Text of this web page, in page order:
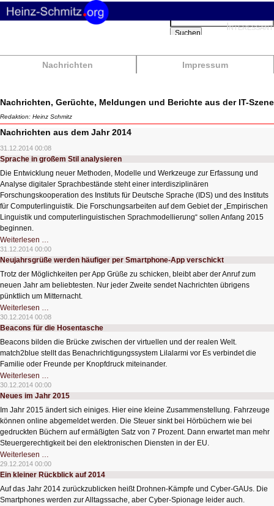
Nachrichten Impressum
Suchbegriffe
Suchen
Nachrichten, Gerüchte, Meldungen und Berichte aus der IT-Szene
Redaktion: Heinz Schmitz
Nachrichten aus dem Jahr 2014
31.12.2014 00:08
Sprache in großem Stil analysieren
Die Entwicklung neuer Methoden, Modelle und Werkzeuge zur Erfassung und
Analyse digitaler Sprachbestände steht einer interdisziplinären
Forschungskooperation des Instituts für Deutsche Sprache (IDS) und des Instituts
für Computerlinguistik. Die Forschungsarbeiten auf dem Gebiet der „Empirischen
Linguistik und computerlinguistischen Sprachmodellierung“ sollen Anfang 2015
beginnen.
Weiterlesen …
in
großem
Stil
31.12.2014 00:00
Neujahrsgrüße werden häufiger per Smartphone-App verschickt
Trotz der Möglichkeiten per App Grüße zu schicken, bleibt aber der Anruf zum
neuen Jahr am beliebtesten. Nur jeder Zweite sendet Nachrichten übrigens
pünktlich um Mitternacht.
Weiterlesen …
werden
häufiger
per
App
verschickt
30.12.2014 00:08
Beacons für die Hosentasche
Beacons bilden die Brücke zwischen der virtuellen und der realen Welt.
match2blue stellt das Benachrichtigungssystem Lilalarmi vor Es verbindet die
Familie oder Freunde per Knopfdruck miteinander.
Weiterlesen …
für
die
Hosentasche
30.12.2014 00:00
Neues im Jahr 2015
Im Jahr 2015 ändert sich einiges. Hier eine kleine Zusammenstellung. Fahrzeuge
können online abgemeldet werden. Die Steuer sinkt bei Hörbüchern wie bei
gedruckten Büchern auf ermäßigten Satz von 7 Prozent. Dann erwartet man mehr
Steuergerechtigkeit bei den elektronischen Diensten in der EU.
Weiterlesen …
im
Jahr
2015
29.12.2014 00:00
Ein kleiner Rückblick auf 2014
Auf das Jahr 2014 zurückzublicken heißt Drohnen-Kämpfe und Cyber-GAUs. Die
Smartphones werden zur Alltagssache, aber Cyber-Spionage leider auch.